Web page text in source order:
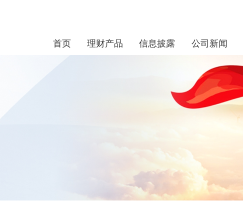
首页 理财产品 信息披露 公司新闻